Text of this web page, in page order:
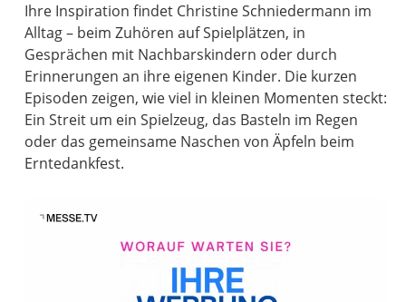
Ihre Inspiration findet Christine Schniedermann im
Alltag – beim Zuhören auf Spielplätzen, in
Gesprächen mit Nachbarskindern oder durch
Erinnerungen an ihre eigenen Kinder. Die kurzen
Episoden zeigen, wie viel in kleinen Momenten steckt:
Ein Streit um ein Spielzeug, das Basteln im Regen
oder das gemeinsame Naschen von Äpfeln beim
Erntedankfest.